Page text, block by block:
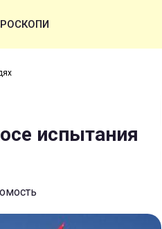
испытания